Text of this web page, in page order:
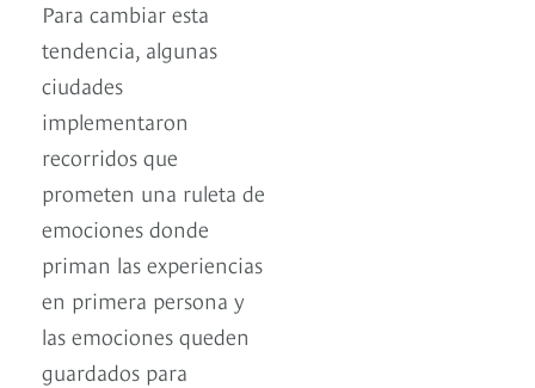
Para cambiar esta
tendencia, algunas
ciudades
implementaron
recorridos que
prometen una ruleta de
emociones donde
priman las experiencias
en primera persona y
las emociones queden
guardados para